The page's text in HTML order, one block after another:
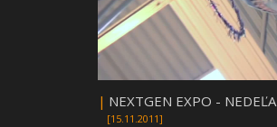
| NEXTGEN EXPO - NEDEĽA
[15.11.2011]